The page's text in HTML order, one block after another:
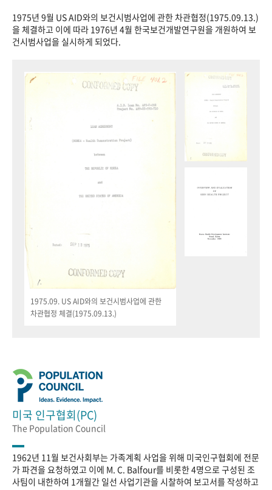
1975년 9월 US AID와의 보건시범사업에 관한 차관협정(1975.09.13.)
을 체결하고 이에 따라 1976년 4월 한국보건개발연구원을 개원하여 보
건시범사업을 실시하게 되었다.
1975.09. US AID와의 보건시범사업에 관한
차관협정 체결(1975.09.13.)
미국 인구협회(PC)
The Population Council
1962년 11월 보건사회부는 가족계획 사업을 위해 미국인구협회에 전문
가 파견을 요청하였고 이에 M. C. Balfour를 비롯한 4명으로 구성된 조
사팀이 내한하여 1개월간 일선 사업기관을 시찰하여 보고서를 작성하고